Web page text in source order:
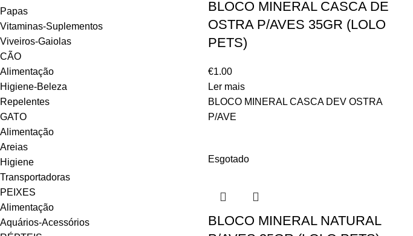
Papas
Vitaminas-Suplementos
Viveiros-Gaiolas
CÃO
Alimentação
Higiene-Beleza
Repelentes
GATO
Alimentação
Areias
Higiene
Transportadoras
PEIXES
Alimentação
Aquários-Acessórios
BLOCO MINERAL CASCA DE
OSTRA P/AVES 35GR (LOLO
PETS)
€1.00
Ler mais
BLOCO MINERAL CASCA DEV OSTRA
P/AVE
Esgotado
BLOCO MINERAL NATURAL